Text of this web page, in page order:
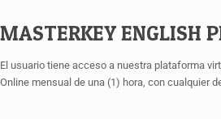
MASTERKEY ENGLISH
El usuario tiene acceso a nuestra plataforma
Online mensual de una (1) hora, con cualquier